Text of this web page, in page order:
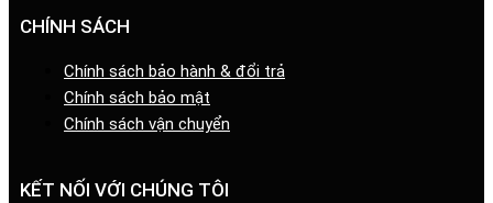
CHÍNH SÁCH
Chính sách bảo hành & đổi trả
Chính sách bảo mật
Chính sách vận chuyển
KẾT NỐI VỚI CHÚNG TÔI